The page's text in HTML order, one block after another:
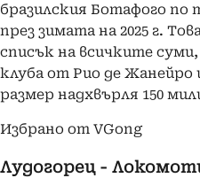
бразилския Ботафого по
през зимата на 2025 г.
списък на всичките
клуба от Рио де
размер надхвърля 150
Избрано от VGong
Лудогорец -